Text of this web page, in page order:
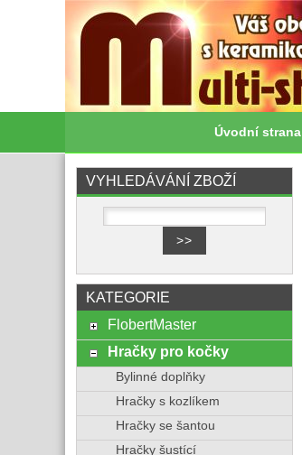
Úvodní strana
VYHLEDÁVÁNÍ ZBOŽÍ
KATEGORIE
FlobertMaster
Hračky pro kočky
Bylinné doplňky
Hračky s kozlíkem
Hračky se šantou
Hračky šustící